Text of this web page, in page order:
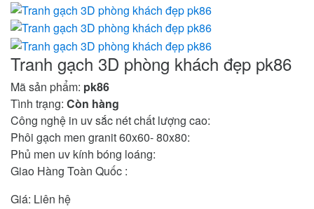
Tranh gạch 3D phòng khách đẹp pk86
Mã sản phẩm: pk86
Tình trạng: Còn hàng
Công nghệ in uv sắc nét chất lượng cao:
Phôi gạch men granit 60x60- 80x80:
Phủ men uv kính bóng loáng:
Giao Hàng Toàn Quốc :
Giá: Liên hệ